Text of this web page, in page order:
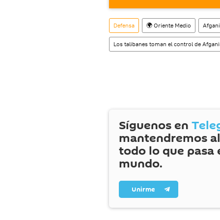
Dominó el país desde
Osama bin Ladeny fue
tras el 11S, pero
en 2021.
Defensa 🌍 Oriente Medio
Los talibanes toman el control de
Síguenos en
mantendremos
todo lo que pasa
mundo.
Unirme